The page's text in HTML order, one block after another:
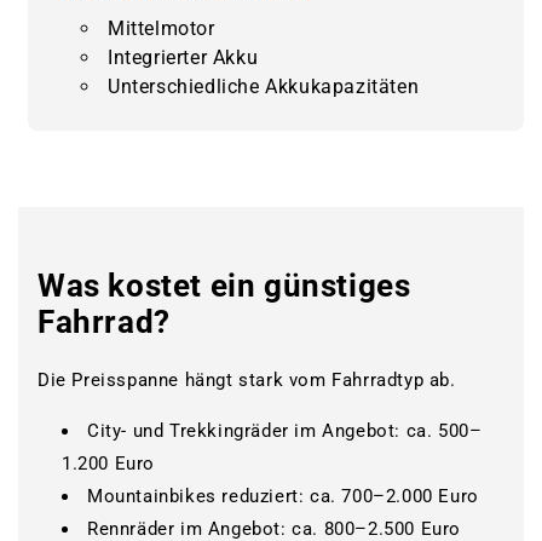
Mittelmotor
Integrierter Akku
Unterschiedliche Akkukapazitäten
Was kostet ein günstiges
Fahrrad?
Die Preisspanne hängt stark vom Fahrradtyp ab.
City- und Trekkingräder im Angebot: ca. 500–
1.200 Euro
Mountainbikes reduziert: ca. 700–2.000 Euro
Rennräder im Angebot: ca. 800–2.500 Euro